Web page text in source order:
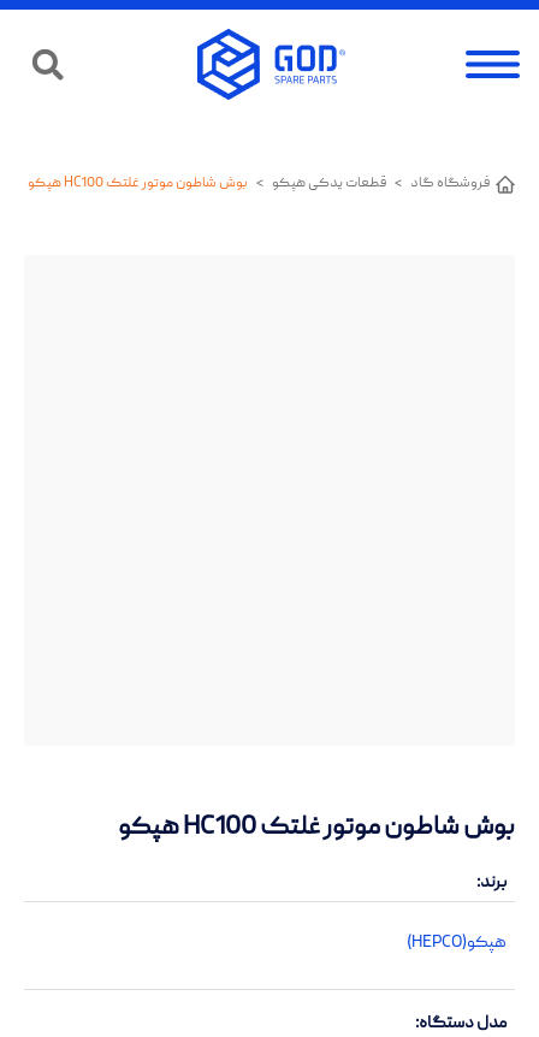
فروشگاه گاد > قطعات یدکی هپکو > بوش شاطون موتور غلتک HC100 هپکو
بوش شاطون موتور غلتک HC100 هپکو
برند
هپکو(HEPCO)
مدل دستگاه